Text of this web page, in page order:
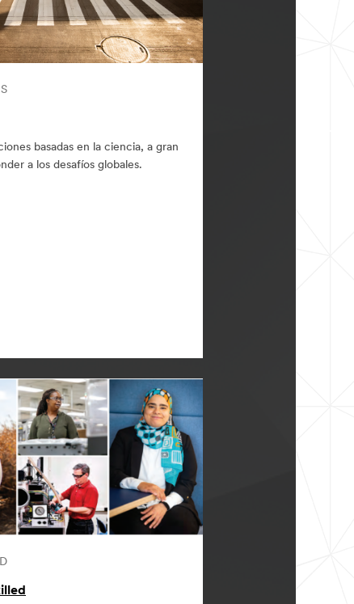
basadas en la ciencia, a gran
a los desafíos globales.